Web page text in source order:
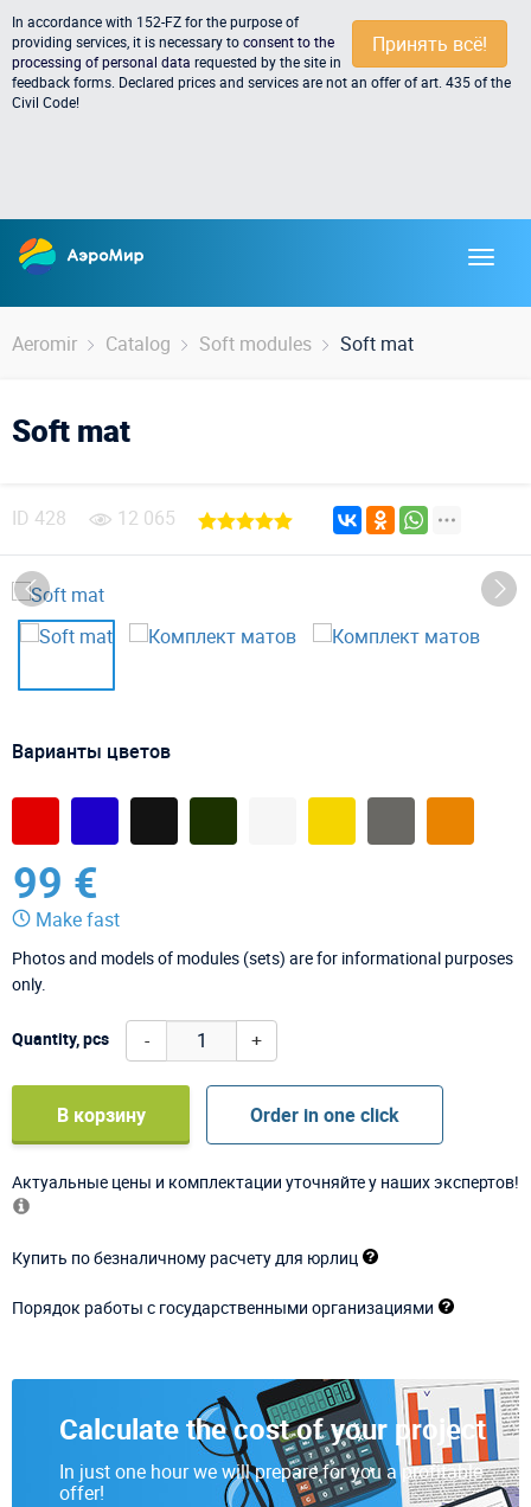
Принять всё!
In accordance with 152-FZ for the purpose of
providing services, it is necessary toconsent to the
processing of personal data requested by the site in
feedback forms. Declared prices and services are not an offer of art. 435 of the
Civil Code!
Aeromir Catalog Soft modules Soft mat
Soft mat
ID 428 12 065
Варианты цветов
99 €
Make fast
Photos and models of modules (sets) are for informational purposes
only.
Quantity, pcs - +
В корзину Order in one click
Актуальные цены и комплектации уточняйте у наших экспертов!
Купить по безналичному расчету для юрлиц
Порядок работы с государственными организациями
Calculate the cost of your project
In just one hour we will prepare for you a profitable
offer!